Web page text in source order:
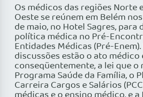
Os médicos das regiões Norte
Oeste se reúnem em Belém nos
de maio, no Hotel Sagres,
política médica no Pré-
Entidades Médicas (Pré-
discussões estão o ato médico
conseqüentemente, a lei que o
Programa Saúde da Família, o
Carreira Cargos e Salários